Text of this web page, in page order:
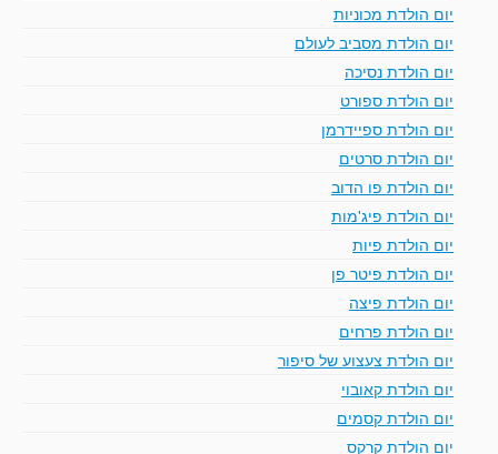
יום הולדת מכוניות
יום הולדת מסביב לעולם
יום הולדת נסיכה
יום הולדת ספורט
יום הולדת ספיידרמן
יום הולדת סרטים
יום הולדת פו הדוב
יום הולדת פיג'מות
יום הולדת פיות
יום הולדת פיטר פן
יום הולדת פיצה
יום הולדת פרחים
יום הולדת צעצוע של סיפור
יום הולדת קאובוי
יום הולדת קסמים
יום הולדת קרקס